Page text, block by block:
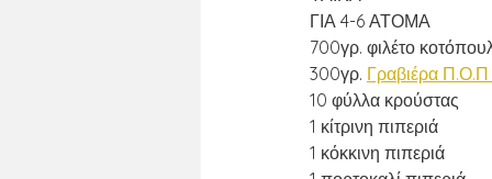
ΓΙΑ 4-6 ΑΤΟΜΑ
700γρ. φιλέτο
300γρ. Γραβιέρα
10 φύλλα κρούστας
1 κίτρινη πιπεριά
1 κόκκινη πιπεριά